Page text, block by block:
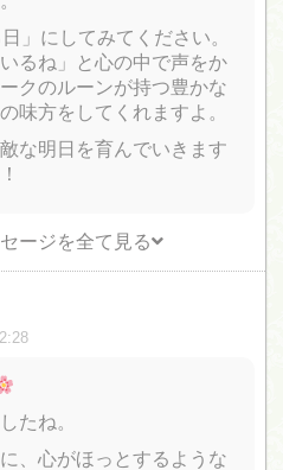
」にしてみてください。
るね」と心の中で声をか
クのルーンが持つ豊かな
味方をしてくれますよ。
な明日を育んでいきます
ージを全て見る
たね。
、心がほっとするような